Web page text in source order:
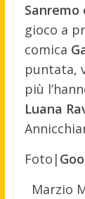
Sanremo
gioco a
comica
puntata,
più
Luana
Foto|
Marzio